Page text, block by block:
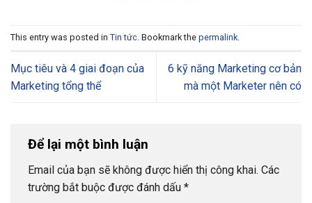
This entry was posted in Tin tức . Bookmark the permalink
Mục tiêu và 4 giai đoạn của
Marketing tổng thể
6 kỹ năng Marketing cơ bản
mà một Marketer nên có
Để lại một bình luận
Email của bạn sẽ không được hiển thị công khai. Các
trường bắt buộc được đánh dấu *